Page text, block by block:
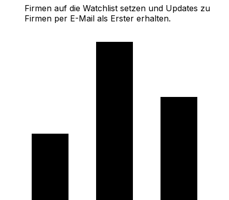
Firmen auf die Watchlist setzen und Updates zu
Firmen per E-Mail als Erster erhalten.